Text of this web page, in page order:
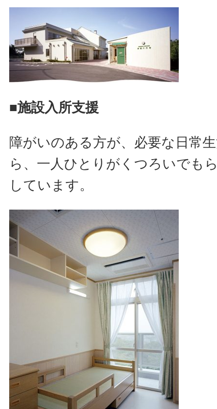
■施設入所支援
障がいのある方が、必要な日常
ら、一人ひとりがくつろいでも
しています。